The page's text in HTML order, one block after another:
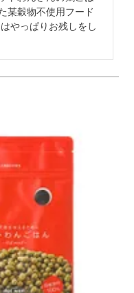
某穀物不使用フード
やっぱりお残しをし